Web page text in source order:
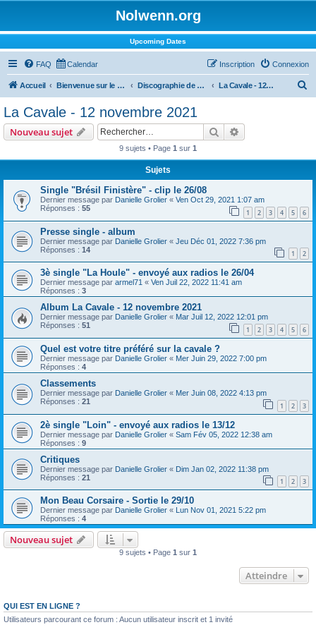
Nolwenn.org
Upcoming Dates
FAQ Calendar Connexion
Inscription
Accueil Bienvenue sur le forum ! Discographie de Nolwenn La Cavale - 12 novembre 2021
e
La Cavale - 12 novembre 2021
Nouveau sujet Rechercher
9 sujets • Page 1 sur 1
Sujets
Single "Brésil Finistère" - clip le 26/08
Dernier message par Danielle Grolier « Ven Oct 29, 2021 1:07 am
Réponses : 55 1 2 3 4 5 6
Presse single - album
Dernier message par Danielle Grolier « Jeu Déc 01, 2022 7:36 pm
Réponses : 14 1 2
3è single "La Houle" - envoyé aux radios le 26/04
Dernier message par armel71 « Ven Juil 22, 2022 11:41 am
Réponses : 3
Album La Cavale - 12 novembre 2021
Dernier message par Danielle Grolier « Mar Juil 12, 2022 12:01 pm
Réponses : 51 1 2 3 4 5 6
Quel est votre titre préféré sur la cavale ?
Dernier message par Danielle Grolier « Mer Juin 29, 2022 7:00 pm
Réponses : 4
Classements
Dernier message par Danielle Grolier « Mer Juin 08, 2022 4:13 pm
Réponses : 21 1 2 3
2è single "Loin" - envoyé aux radios le 13/12
Dernier message par Danielle Grolier « Sam Fév 05, 2022 12:38 am
Réponses : 9
Critiques
Dernier message par Danielle Grolier « Dim Jan 02, 2022 11:38 pm
Réponses : 21 1 2 3
Mon Beau Corsaire - Sortie le 29/10
Dernier message par Danielle Grolier «
Lun Nov 01, 2021 5:22 pm
Réponses : 4
Nouveau sujet
9 sujets • Page 1 sur 1
Atteindre
QUI EST EN LIGNE ?
Utilisateurs parcourant ce forum : Aucun utilisateur inscrit et 1 invité